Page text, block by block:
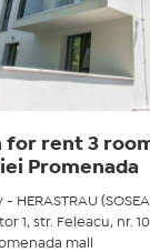
for rent 3
Promenada
HERASTRAU
1, str. Feleacu, nr.
mall